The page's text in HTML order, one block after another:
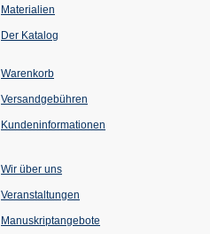
Materialien
Der Katalog
Warenkorb
Versandgebühren
Kundeninformationen
Wir über uns
Veranstaltungen
einem
Manuskriptangebote